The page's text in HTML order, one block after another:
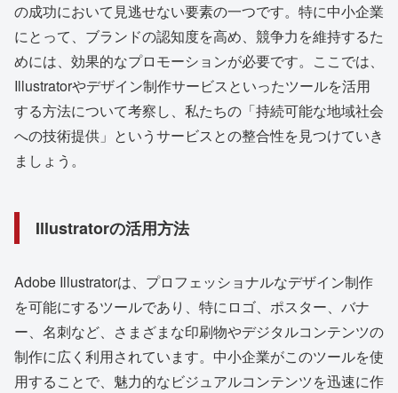
の成功において見逃せない要素の一つです。特に中小企業
にとって、ブランドの認知度を高め、競争力を維持するた
めには、効果的なプロモーションが必要です。ここでは、
Illustratorやデザイン制作サービスといったツールを活用
する方法について考察し、私たちの「持続可能な地域社会
への技術提供」というサービスとの整合性を見つけていき
ましょう。
Illustratorの活用方法
Adobe Illustratorは、プロフェッショナルなデザイン制作
を可能にするツールであり、特にロゴ、ポスター、バナ
ー、名刺など、さまざまな印刷物やデジタルコンテンツの
制作に広く利用されています。中小企業がこのツールを使
用することで、魅力的なビジュアルコンテンツを迅速に作